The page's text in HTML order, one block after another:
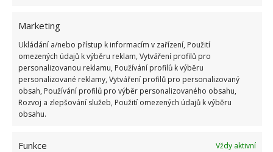
Marketing
Ukládání a/nebo přístup k informacím v zařízení, Použití
omezených údajů k výběru reklam, Vytváření profilů pro
personalizovanou reklamu, Používání profilů k výběru
personalizované reklamy, Vytváření profilů pro personalizovaný
obsah, Používání profilů pro výběr personalizovaného obsahu,
Rozvoj a zlepšování služeb, Použití omezených údajů k výběru
obsahu.
Funkce
Vždy aktivní